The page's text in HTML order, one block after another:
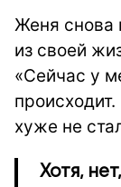
Женя снова
из своей
«Сейчас у
хуже не
Хотя,